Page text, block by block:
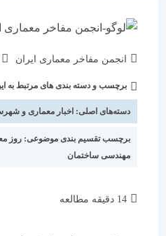
انجمن مفاخر معماری ایران
نوشته
شده
است:
15 اردیبهشت 1401
برچسب و دسته بندی های مرتبط به این مقاله:
دسته‌های اصلی:اخبار معماری و شهرسازی
برچسب تقسیم بندی موضوعی:روز معمار
مهندسی ساختمان